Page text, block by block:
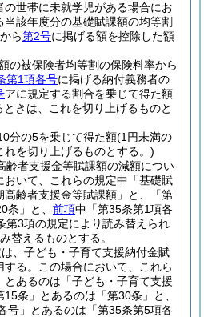
の世帯に未就学児がある場合にお
該年度分の基礎賦課額の均等割
ら第2号に掲げる額を控除した額
の被保険者均等割の保険料率から
第1項各号に掲げる納付義務者の
アに規定する割合を乗じて得た額
きは、これを切り上げるものと
分の5を乗じて得た額(1円未満の
れを切り上げるものとする。)
齢者支援金等賦課額の減額につい
おいて、これらの規定中「基礎賦
齢者支援金等賦課額」と、「第
条」と、 前項中「第35条第1項各
第3項の規定により読み替えられ
替えるものとする。
、子ども・子育て支援納付金賦
る。
この場合において、これら
あるのは「子ども・子育て支援
条」とあるのは「第30条」と、
号」とあるのは「第35条第5項各